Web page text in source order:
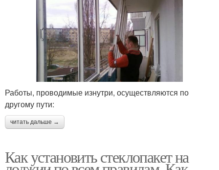
Работы, проводимые изнутри, осуществляются по
другому пути:
читать дальше →
Как установить стеклопакет на